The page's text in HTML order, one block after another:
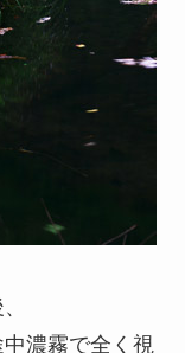
濃霧で全く視